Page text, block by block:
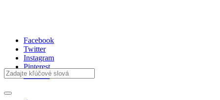
Facebook
Twitter
Instagram
Pinterest
Youtube